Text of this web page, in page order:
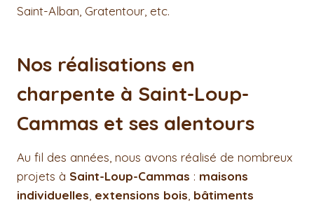
Saint-Alban, Gratentour, etc.
Nos réalisations en
charpente à Saint-Loup-
Cammas et ses alentours
Au fil des années, nous avons réalisé de nombreux
projets à Saint-Loup-Cammas : maisons
individuelles extensions bois bâtiments